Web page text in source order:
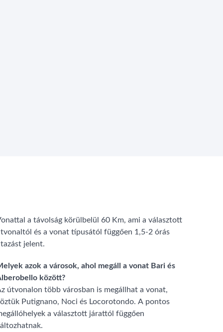
a távolság körülbelül 60 Km, ami a választott
és a vonat típusától függően 1,5-2 órás
jelent.
azok a városok, ahol megáll a vonat Bari és
között?
útvonalon több városban is megállhat a vonat,
Putignano, Noci és Locorotondo. A pontos
a választott járattól függően